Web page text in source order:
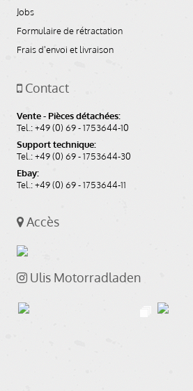
Jobs
Formulaire de rétractation
Frais d'envoi et livraison
Contact
Vente - Pièces détachées:
Tel.: +49 (0) 69 - 1753644-10
Support technique:
Tel.: +49 (0) 69 - 1753644-30
Ebay:
Tel.: +49 (0) 69 - 1753644-11
Accès
Ulis Motorradladen